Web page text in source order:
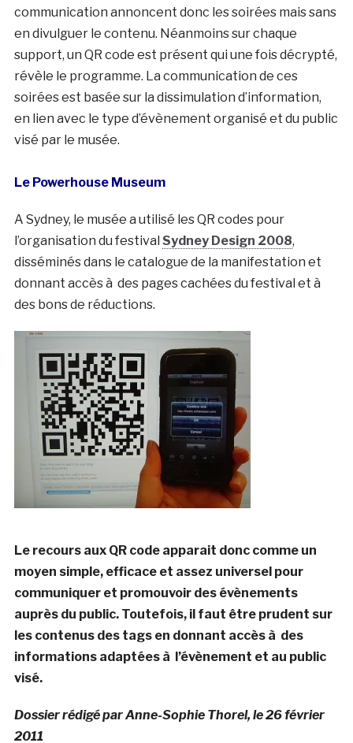
communication annoncent donc les soirées mais sans
en divulguer le contenu. Néanmoins sur chaque
support, un QR code est présent qui une fois décrypté,
révèle le programme. La communication de ces
soirées est basée sur la dissimulation d’information,
en lien avec le type d’évènement organisé et du public
visé par le musée.
Le Powerhouse Museum
A Sydney, le musée a utilisé les QR codes pour
l’organisation du festival Sydney Design 2008,
disséminés dans le catalogue de la manifestation et
donnant accès à des pages cachées du festival et à
des bons de réductions.
Le recours aux QR code apparait donc comme un
moyen simple, efficace et assez universel pour
communiquer et promouvoir des évènements
auprès du public. Toutefois, il faut être prudent sur
les contenus des tags en donnant accès à des
informations adaptées à l’évènement et au public
visé.
Dossier rédigé par Anne-Sophie Thorel, le 26 février
2011